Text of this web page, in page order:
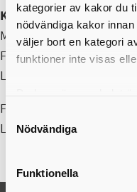
kategorier av kakor du
nödvändiga kakor
väljer bort en kategori
funktioner inte visas
användning av kakor
Nödvändiga
Funktionella
Konstmuseets
Måndag-torsdag kl 10-19
Fredag kl 10-18
Lördag-söndag kl 12-16
Fri entré till alla våra
Läs mer:https://